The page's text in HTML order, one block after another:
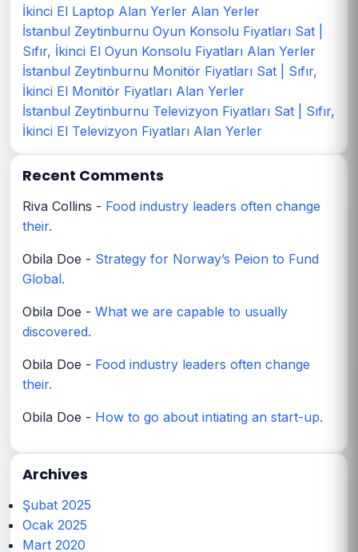
İkinci El Laptop Alan Yerler Alan Yerler
İstanbul Zeytinburnu Oyun Konsolu Fiyatları Sat |
Sıfır, İkinci El Oyun Konsolu Fiyatları Alan Yerler
İstanbul Zeytinburnu Monitör Fiyatları Sat | Sıfır,
İkinci El Monitör Fiyatları Alan Yerler
İstanbul Zeytinburnu Televizyon Fiyatları Sat | Sıfır,
İkinci El Televizyon Fiyatları Alan Yerler
Recent Comments
Riva Collins - Food industry leaders often change
their.
Obila Doe - Strategy for Norway’s Peion to Fund
Global.
Obila Doe - What we are capable to usually
discovered.
Obila Doe - Food industry leaders often change
their.
Obila Doe - How to go about intiating an start-up.
Archives
Şubat 2025
Ocak 2025
Mart 2020